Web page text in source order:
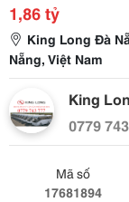
1,86 tỷ
King Long Đà
Nẵng, Việt Nam
King
0779
Mã số
17681894